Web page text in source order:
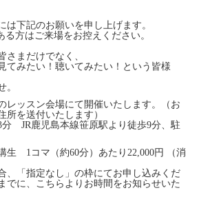
は下記のお願いを申し上げます。
る方はご来場をお控えください。
さまだけでなく、
てみたい！聴いてみたい！という皆様
。
レッスン会場にて開催いたします。（お
所を送付いたします）
分 JR鹿児島本線笹原駅より徒歩9分、駐
生 1コマ（約60分）あたり22,000円 （消
、「指定なし」の枠にてお申し込みくだ
でに、こちらよりお時間をお知らせいた